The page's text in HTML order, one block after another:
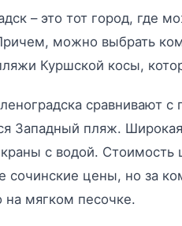
– это тот город, где
можно выбрать
Куршской косы,
сравнивают
Западный пляж.
с водой. Стоимость
сочинские цены, но за
на мягком песочке.